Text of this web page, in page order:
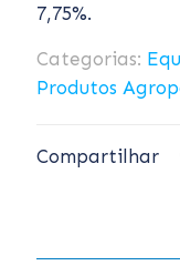
7,75%.
Categorias:
Produtos
Compartilhar